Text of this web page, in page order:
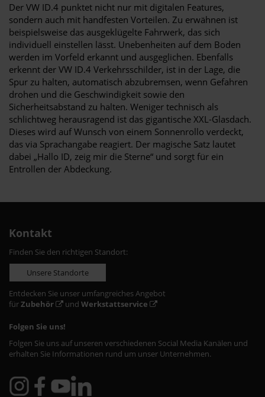
Der VW ID.4 punktet nicht nur mit digitalen Features,
sondern auch mit handfesten Vorteilen. Zu erwähnen ist
beispielsweise das ausgeklügelte Fahrwerk, das sich
individuell einstellen lässt. Unebenheiten auf dem Boden
werden im Vorfeld erkannt und ausgeglichen. Ebenfalls
erkennt der VW ID.4 Verkehrsschilder, ist in der Lage, die
Spur zu halten, automatisch abzubremsen, wenn Gefahren
drohen und die Geschwindigkeit sowie den
Sicherheitsabstand zu halten. Weniger technisch als
schlichtweg herausragend ist das gigantische XXL-Glasdach.
Dieses wird auf Wunsch von einem Sonnenrollo verdeckt,
das via Sprachangabe reagiert. Der magische Satz lautet
dabei „Hallo ID, zeig mir die Sterne“ und sorgt für ein
Entrollen der Abdeckung.
Kontakt
Finden Sie den richtigen Standort:
Unsere Standorte
Entdecken Sie unser umfangreiches Angebot
fürZubehör und Werkstattservice
Folgen Sie uns!
Folgen Sie uns auf unseren verschiedenen Social Media Kanälen und
erhalten Sie Informationen rund um unser Unternehmen.